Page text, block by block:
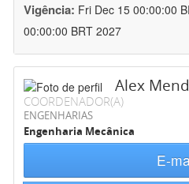
Vigência: Fri Dec 15 00:00:00
00:00:00 BRT 2027
Alex
COORDENADOR(A)
ENGENHARIAS
Engenharia Mecânica
E-